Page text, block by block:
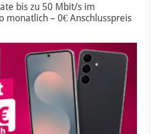
bis zu 50 Mbit/s im
monatlich – 0€ Anschlusspreis